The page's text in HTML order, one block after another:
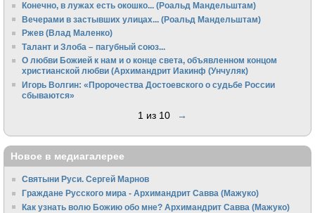
Конечно, в лужах есть окошко... (Роальд Мандельштам)
Вечерами в застывших улицах... (Роальд Мандельштам)
Ржев (Влад Маленко)
Талант и Злоба – пагубный союз...
О любви Божией к нам и о конце света, объявленном концом
христианской любви (Архимандрит Иакинф (Унчуляк)
Игорь Волгин: «Пророчества Достоевского о судьбе России
сбываются»
1 из 10 →
Новое в медиагалерее
Святыни Руси. Сергей Марнов
Граждане Русского мира - Архимандрит Савва (Мажуко)
Как узнать волю Божию обо мне? Архимандрит Савва (Мажуко)